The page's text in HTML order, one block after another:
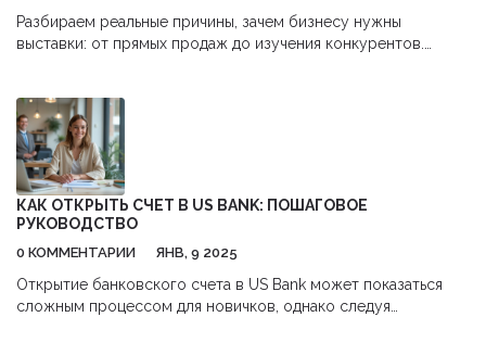
Разбираем реальные причины, зачем бизнесу нужны
выставки: от прямых продаж до изучения конкурентов.
КАК ОТКРЫТЬ СЧЕТ В US BANK: ПОШАГОВОЕ
РУКОВОДСТВО
0 КОММЕНТАРИИ ЯНВ, 9 2025
Открытие банковского счета в US Bank может показаться
сложным процессом для новичков, однако следуя